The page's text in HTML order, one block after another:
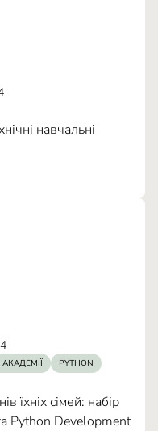
оптоволоконне
навчальні
PYTHON
їхніх сімей: набір
Python Development